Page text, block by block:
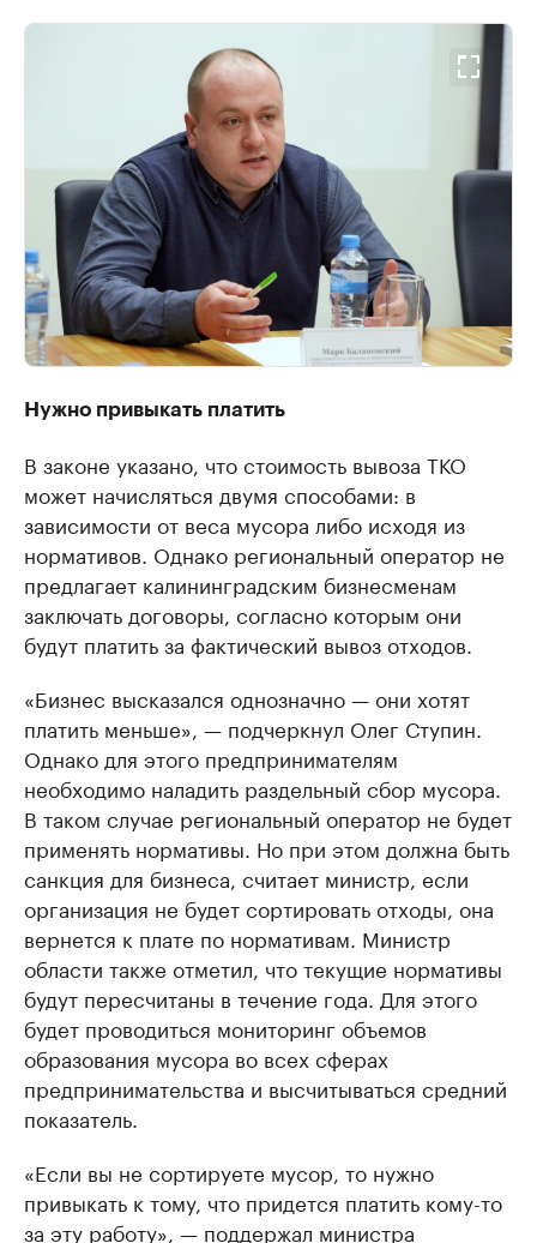
Нужно привыкать платить
В законе указано, что стоимость вывоза ТКО
может начисляться двумя способами: в
зависимости от веса мусора либо исходя из
нормативов. Однако региональный оператор не
предлагает калининградским бизнесменам
заключать договоры, согласно которым они
будут платить за фактический вывоз отходов.
«Бизнес высказался однозначно — они хотят
платить меньше», — подчеркнул Олег Ступин.
Однако для этого предпринимателям
необходимо наладить раздельный сбор мусора.
В таком случае региональный оператор не будет
применять нормативы. Но при этом должна быть
санкция для бизнеса, считает министр, если
организация не будет сортировать отходы, она
вернется к плате по нормативам. Министр
области также отметил, что текущие нормативы
будут пересчитаны в течение года. Для этого
будет проводиться мониторинг объемов
образования мусора во всех сферах
предпринимательства и высчитываться средний
показатель.
«Если вы не сортируете мусор, то нужно
привыкать к тому, что придется платить кому-то
за эту работу», — поддержал министра